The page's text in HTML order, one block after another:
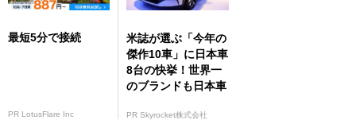
最短5分で接続
PR LotusFlare Inc
米誌が選ぶ「今年の
傑作10車」に日本車
8台の快挙！世界一
のブランドも日本車
PR Skyrocket株式会社